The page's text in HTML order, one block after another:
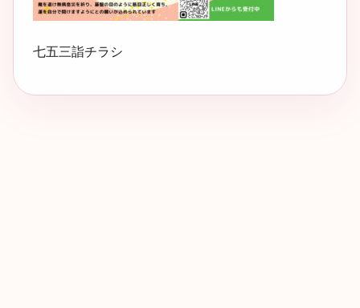
七五三詣チラシ